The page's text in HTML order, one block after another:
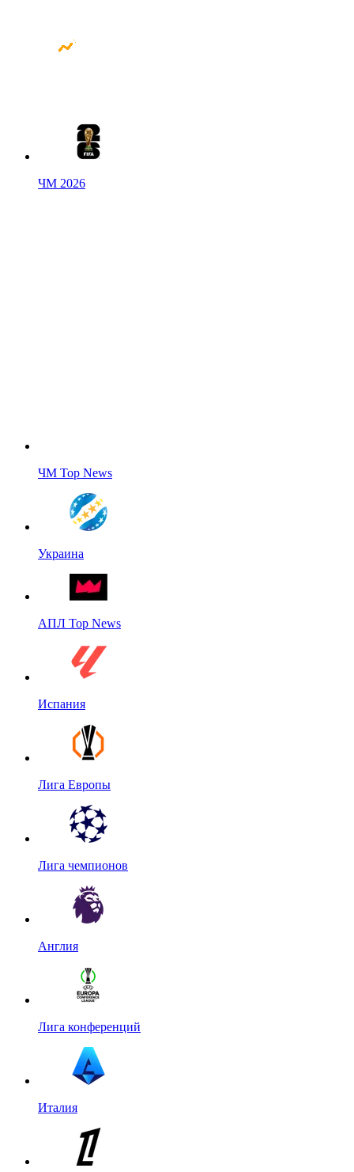
ЧМ 2026
ЧМ Top News
Украина
АПЛ Top News
Испания
Лига Европы
Лига чемпионов
Англия
Лига конференций
Италия